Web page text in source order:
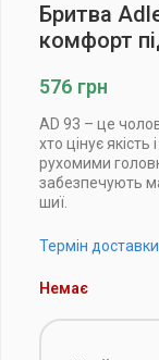
Бритва
комфорт
576 грн
AD 93 – це
хто цінує
рухомими
забезпечують
шиї.
Термін
Немає